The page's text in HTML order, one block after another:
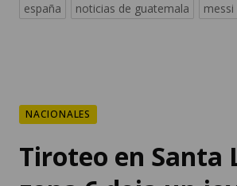
españa
noticias de guatemala messi
NACIONALES
Tiroteo en Santa